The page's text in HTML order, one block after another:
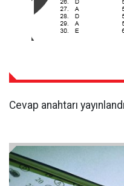
Cevap anahtarı yayınlandı